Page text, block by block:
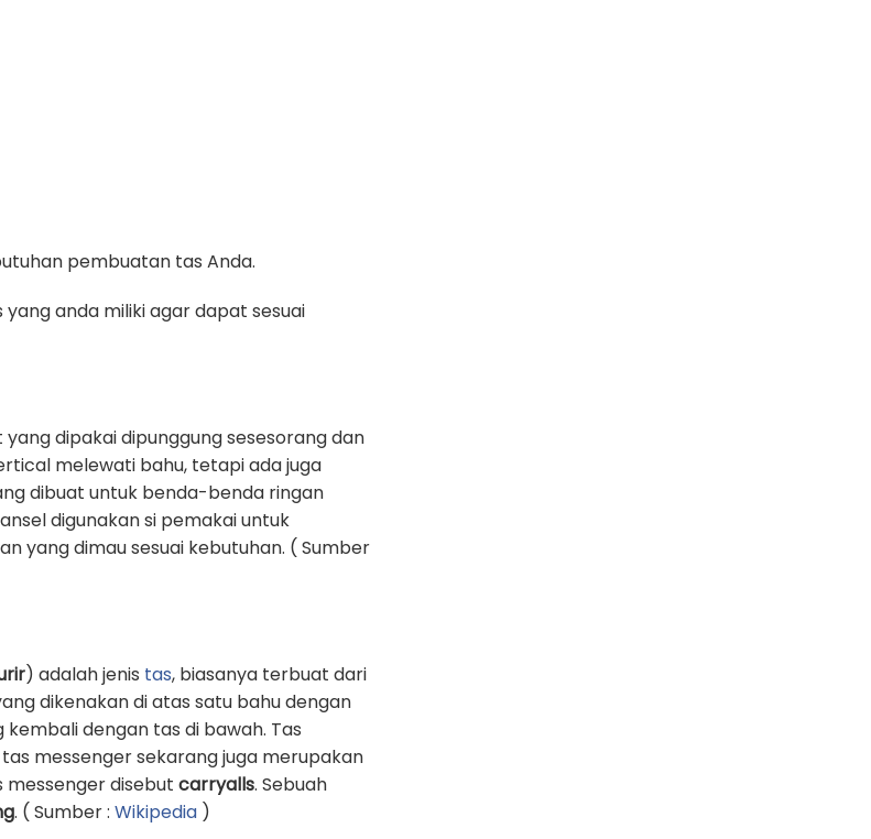
pembuatan tas Anda.
anda miliki agar dapat sesuai
dipakai dipunggung sesesorang dan
melewati bahu, tetapi ada juga
dibuat untuk benda-benda ringan
digunakan si pemakai untuk
yang dimau sesuai kebutuhan. ( Sumber
) adalah jenis tas, biasanya terbuat dari
dikenakan di atas satu bahu dengan
dengan tas di bawah. Tas
messenger sekarang juga merupakan
messenger disebut carryalls. Sebuah
. ( Sumber : Wikipedia )